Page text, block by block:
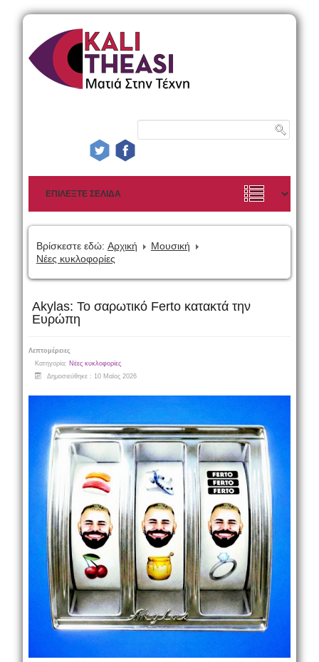
Βρίσκεστε εδώ: Αρχική
Μουσική
Νέες κυκλοφορίες
Akylas: To σαρωτικό Ferto κατακτά την
Ευρώπη
Λεπτομέρειες
Κατηγορία: Νέες κυκλοφορίες
Δημοσιεύθηκε : 10 Μαϊος 2026